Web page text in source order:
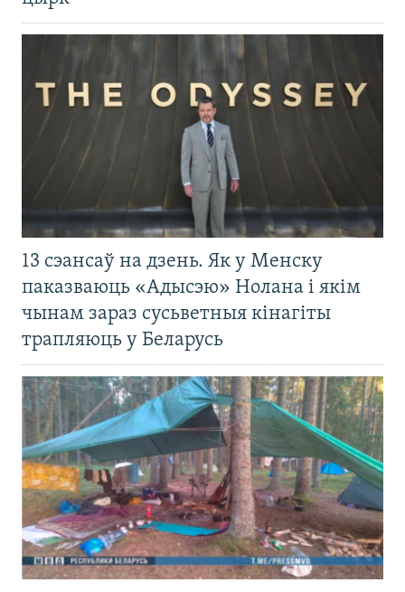
13 сэансаў на дзень. Як у Менску
паказваюць «Адысэю» Нолана і якім
чынам зараз сусьветныя кінагіты
трапляюць у Беларусь